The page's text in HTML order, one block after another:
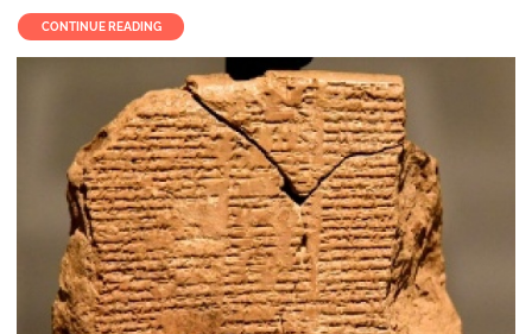
CONTINUE READING